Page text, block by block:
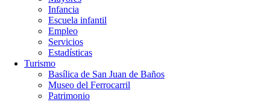
Infancia
Escuela infantil
Empleo
Servicios
Estadísticas
Turismo
Basílica de San Juan de Baños
Museo del Ferrocarril
Patrimonio